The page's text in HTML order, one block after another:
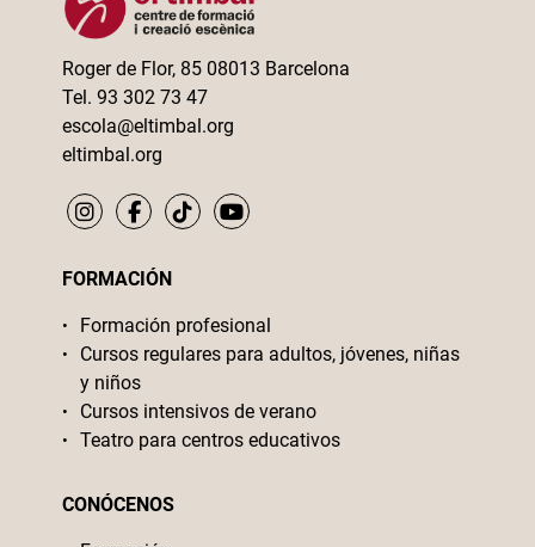
Roger de Flor, 85 08013 Barcelona
Tel. 93 302 73 47
escola@eltimbal.org
eltimbal.org
FORMACIÓN
Formación profesional
Cursos regulares para adultos, jóvenes, niñas
y niños
Cursos intensivos de verano
Teatro para centros educativos
CONÓCENOS